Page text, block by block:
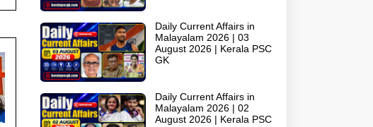
Daily Current Affairs in
Malayalam 2026 | 03
August 2026 | Kerala PSC
GK
Daily Current Affairs in
Malayalam 2026 | 02
August 2026 | Kerala PSC